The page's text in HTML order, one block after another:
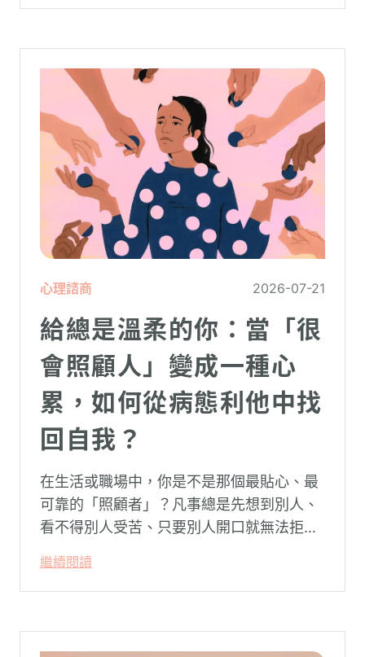
心理諮商 2026-07-21
給總是溫柔的你：當「很
會照顧人」變成一種心
累，如何從病態利他中找
回自我？
在生活或職場中，你是不是那個最貼心、最
可靠的「照顧者」？凡事總是先想到別人、
看不得別人受苦、只要別人開口就無法拒
常在夜深人靜時讓你感到莫名的心累與空
虛。
繼續閱讀